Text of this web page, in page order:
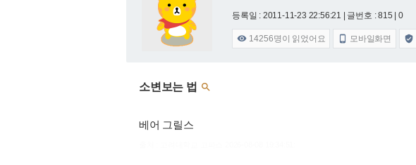
등록일 : 2011-11-23 22:56:21 | 글번호 : 815 | 0
 14256명이 읽었어요  모바일화면 
소변보는 법 
베어 그릴스